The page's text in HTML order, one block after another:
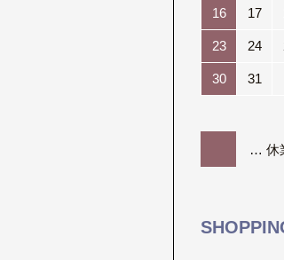
16 17
23 24
30 31
… 休